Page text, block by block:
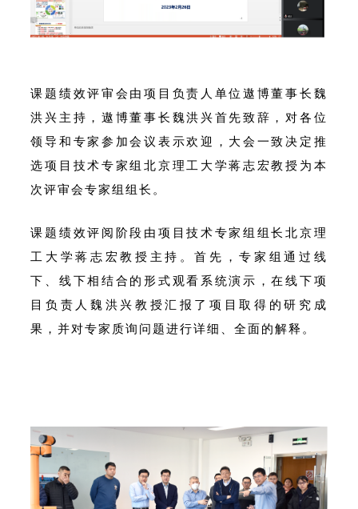
课题绩效评审会由项目负责人单位遨博董事长魏
洪兴主持，遨博董事长魏洪兴首先致辞，对各位
领导和专家参加会议表示欢迎，大会一致决定推
选项目技术专家组北京理工大学蒋志宏教授为本
次评审会专家组组长。
课题绩效评阅阶段由项目技术专家组组长北京理
工大学蒋志宏教授主持。首先，专家组通过线
下、线下相结合的形式观看系统演示，在线下项
目负责人魏洪兴教授汇报了项目取得的研究成
果，并对专家质询问题进行详细、全面的解释。